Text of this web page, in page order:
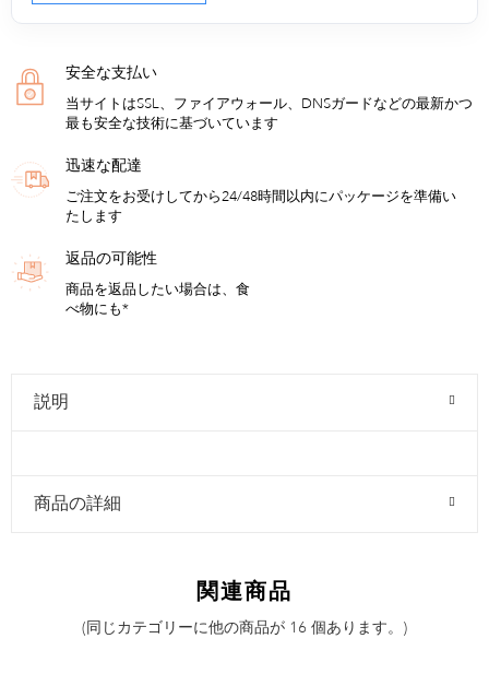
安全な支払い
当サイトはSSL、ファイアウォール、DNSガードなどの最新かつ
最も安全な技術に基づいています
迅速な配達
ご注文をお受けしてから24/48時間以内にパッケージを準備い
たします
返品の可能性
商品を返品したい場合は、食
べ物にも*
説明
商品の詳細
関連商品
(同じカテゴリーに他の商品が 16 個あります。)